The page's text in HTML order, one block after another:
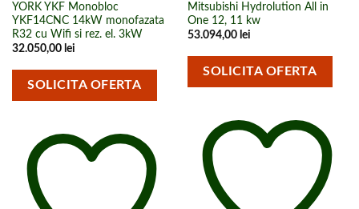
YORK YKF Monobloc
YKF14CNC 14kW monofazata
R32 cu Wifi si rez. el. 3kW
32.050,00 lei
SOLICITA OFERTA
Mitsubishi Hydrolution All in
One 12, 11 kw
53.094,00 lei
SOLICITA OFERTA